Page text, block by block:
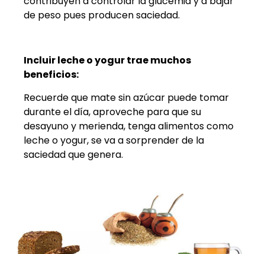
de peso pues producen saciedad.
Incluir leche o yogur trae muchos
beneficios:
Recuerde que mate sin azúcar puede tomar
durante el día, aproveche para que su
desayuno y merienda, tenga alimentos como
leche o yogur, se va a sorprender de la
saciedad que genera.